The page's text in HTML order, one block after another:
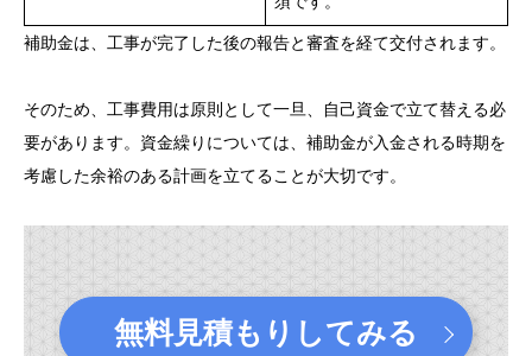
補助金は、工事が完了した後の報告と審査を経て交付されます。
そのため、工事費用は原則として一旦、自己資金で立て替える必
要があります。資金繰りについては、補助金が入金される時期を
考慮した余裕のある計画を立てることが大切です。
無料見積もりしてみる